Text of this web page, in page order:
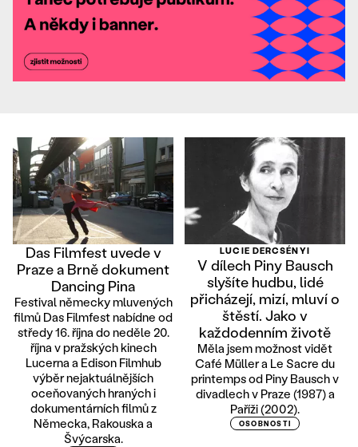
Das Filmfest uvede v
Praze a Brně dokument
Dancing Pina
Festival německy mluvených
filmů Das Filmfest nabídne od
středy 16. října do neděle 20.
října v pražských kinech
Lucerna a Edison Filmhub
výběr nejaktuálnějších
oceňovaných hraných i
dokumentárních filmů z
Německa, Rakouska a
Švýcarska.
LUCIE DERCSÉNYI
V dílech Piny Bausch
slyšíte hudbu, lidé
přicházejí, mizí, mluví o
štěstí. Jako v
každodenním životě
Měla jsem možnost vidět
Café Müller a Le Sacre du
printemps od Piny Bausch v
divadlech v Praze (1987) a
Paříži (2002).
OSOBNOSTI